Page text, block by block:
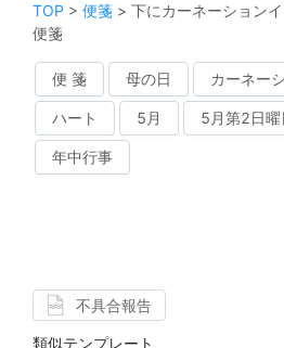
TOP > 便箋 > 下にカーネーション
便箋
便 箋 母の日 カーネー
ハート 5月 5月第2日曜
年中行事
不具合報告
類似テンプレート